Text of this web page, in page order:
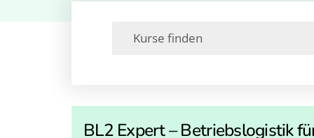
BL2 Expert – Betriebslogistik